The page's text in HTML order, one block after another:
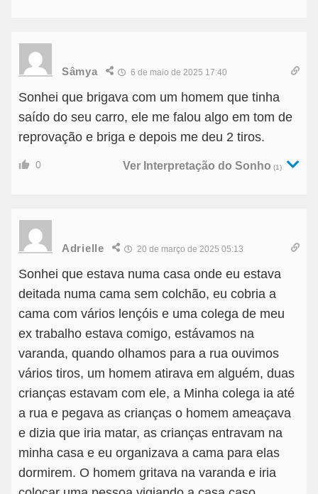
Sâmya 6 de maio de 2025 17:40
Sonhei que brigava com um homem que tinha
saído do seu carro, ele me falou algo em tom de
reprovação e briga e depois me deu 2 tiros.
0 Ver Interpretação do Sonho (1)
Adrielle 20 de março de 2025 05:13
Sonhei que estava numa casa onde eu estava
deitada numa cama sem colchão, eu cobria a
cama com vários lençóis e uma colega de meu
ex trabalho estava comigo, estávamos na
varanda, quando olhamos para a rua ouvimos
vários tiros, um homem atirava em alguém, duas
crianças estavam com ele, a Minha colega ia até
a rua e pegava as crianças o homem ameaçava
e dizia que iria matar, as crianças entravam na
minha casa e eu organizava a cama para elas
dormirem. O homem gritava na varanda e iria